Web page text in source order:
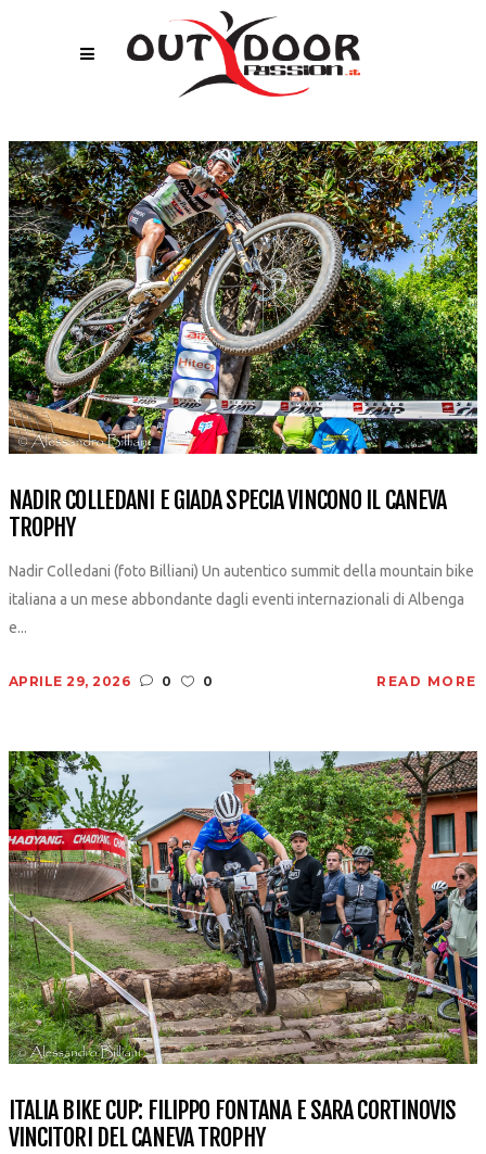
NADIR COLLEDANI E GIADA SPECIA VINCONO IL CANEVA
TROPHY
Nadir Colledani (foto Billiani) Un autentico summit della mountain bike
italiana a un mese abbondante dagli eventi internazionali di Albenga
e...
APRILE 29, 2026 0 0 READ MORE
ITALIA BIKE CUP: FILIPPO FONTANA E SARA CORTINOVIS
VINCITORI DEL CANEVA TROPHY